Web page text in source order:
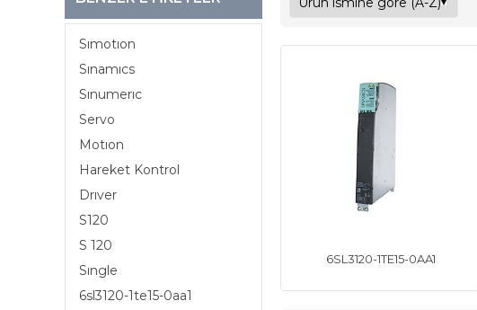
Sımotıon
Sınamıcs
Sınumerıc
Servo
Motıon
Hareket Kontrol
Drıver
S120
S 120
Sıngle
6sl3120-1te15-0aa1
6SL3120-1TE15-0AA1